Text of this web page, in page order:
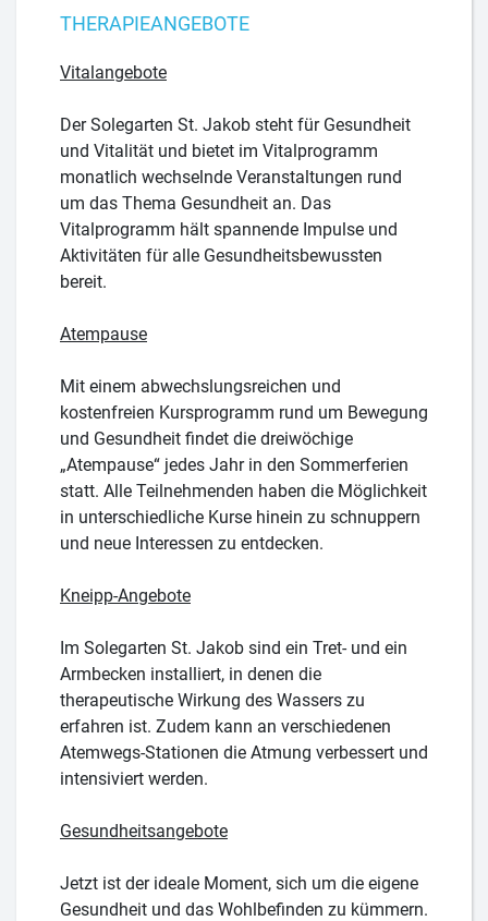
THERAPIEANGEBOTE
Vitalangebote
Der Solegarten St. Jakob steht für Gesundheit
und Vitalität und bietet im Vitalprogramm
monatlich wechselnde Veranstaltungen rund
um das Thema Gesundheit an. Das
Vitalprogramm hält spannende Impulse und
Aktivitäten für alle Gesundheitsbewussten
bereit.
Atempause
Mit einem abwechslungsreichen und
kostenfreien Kursprogramm rund um Bewegung
und Gesundheit findet die dreiwöchige
„Atempause“ jedes Jahr in den Sommerferien
statt. Alle Teilnehmenden haben die Möglichkeit
in unterschiedliche Kurse hinein zu schnuppern
und neue Interessen zu entdecken.
Kneipp-Angebote
Im Solegarten St. Jakob sind ein Tret- und ein
Armbecken installiert, in denen die
therapeutische Wirkung des Wassers zu
erfahren ist. Zudem kann an verschiedenen
Atemwegs-Stationen die Atmung verbessert und
intensiviert werden.
Gesundheitsangebote
Jetzt ist der ideale Moment, sich um die eigene
Gesundheit und das Wohlbefinden zu kümmern.